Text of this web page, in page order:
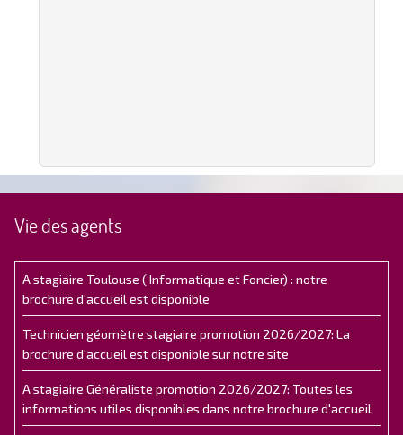
Vie des agents
A stagiaire Toulouse ( Informatique et Foncier) : notre
brochure d'accueil est disponible
Technicien géomètre stagiaire promotion 2026/2027: La
brochure d'accueil est disponible sur notre site
A stagiaire Généraliste promotion 2026/2027: Toutes les
informations utiles disponibles dans notre brochure d'accueil